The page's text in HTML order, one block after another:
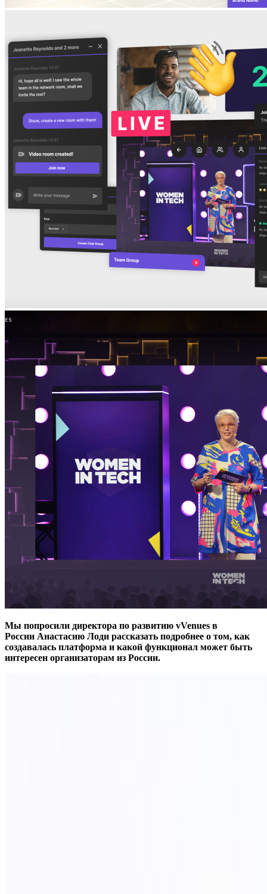
Мы попросили директора по развитию vVenues в
России Анастасию Лоди рассказать подробнее о том, как
создавалась платформа и какой функционал может быть
интересен организаторам из России.